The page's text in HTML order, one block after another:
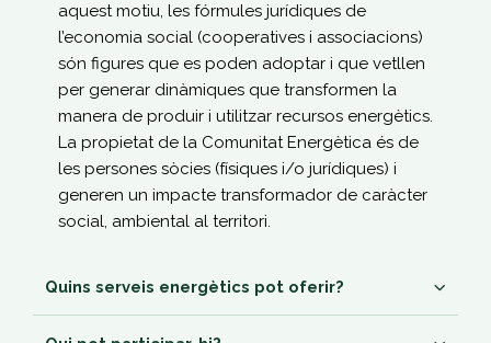
aquest motiu, les fórmules jurídiques de
l’economia social (cooperatives i associacions)
són figures que es poden adoptar i que vetllen
per generar dinàmiques que transformen la
manera de produir i utilitzar recursos energètics.
La propietat de la Comunitat Energètica és de
les persones sòcies (físiques i/o jurídiques) i
generen un impacte transformador de caràcter
social, ambiental al territori.
Quins serveis energètics pot oferir?